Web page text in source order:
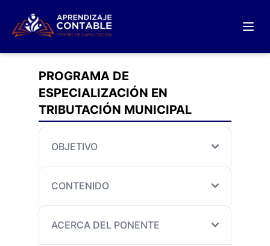
PROGRAMA DE
ESPECIALIZACIÓN EN
TRIBUTACIÓN MUNICIPAL
OBJETIVO
CONTENIDO
ACERCA DEL PONENTE